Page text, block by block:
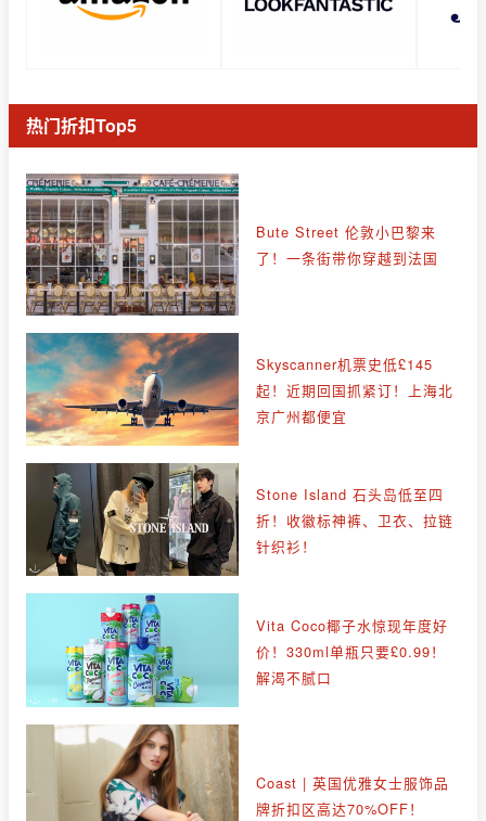
热门折扣Top5
Bute Street 伦敦小巴黎来
了！一条街带你穿越到法国
Skyscanner机票史低£145
起！近期回国抓紧订！上海北
京广州都便宜
Stone Island 石头岛低至四
折！收徽标神裤、卫衣、拉链
针织衫！
Vita Coco椰子水惊现年度好
价！330ml单瓶只要£0.99！
解渴不腻口
Coast | 英国优雅女士服饰品
牌折扣区高达70%OFF！